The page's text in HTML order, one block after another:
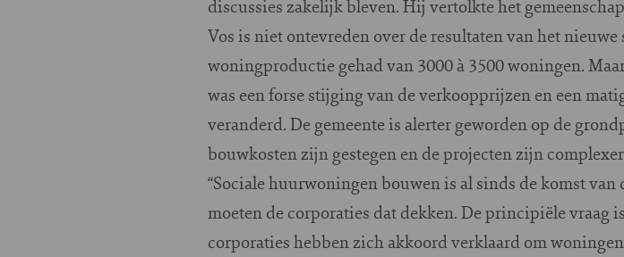
discussies zakelijk bleven. Hij vertolkte het
Vos is niet ontevreden over de resultaten van het
woningproductie gehad van 3000 à 3500 woningen.
was een forse stijging van de verkoopprijzen en een
veranderd. De gemeente is alerter geworden op de
bouwkosten zijn gestegen en de projecten zijn
“Sociale huurwoningen bouwen is al sinds de komst
moeten de corporaties dat dekken. De principiële vraag
corporaties hebben zich akkoord verklaard om